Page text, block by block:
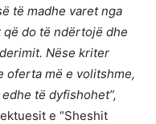
të madhe varet nga
do të ndërtojë dhe
Nëse kriter
oferta më e volitshme,
të dyfishohet”,
e “Sheshit